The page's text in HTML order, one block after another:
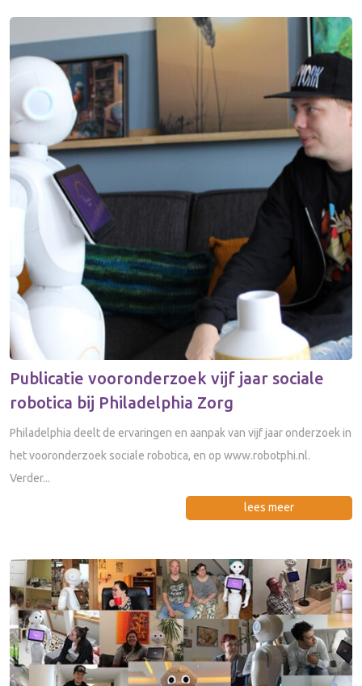
Publicatie vooronderzoek vijf jaar sociale
robotica bij Philadelphia Zorg
Philadelphia deelt de ervaringen en aanpak van vijf jaar onderzoek in
het vooronderzoek sociale robotica, en op www.robotphi.nl.
Verder...
lees meer